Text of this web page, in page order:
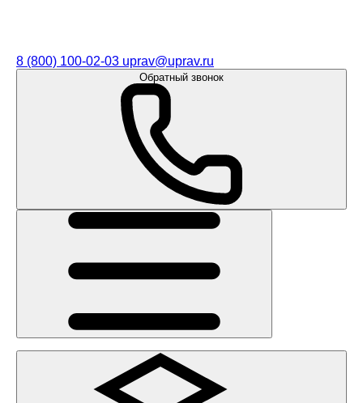
8 (800) 100-02-03 uprav@uprav.ru
Обратный звонок